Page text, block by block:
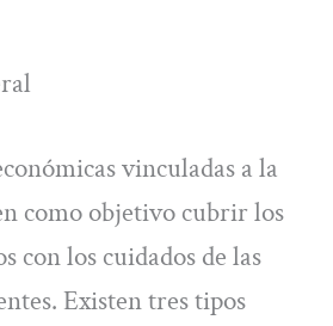
vinculadas a la
como objetivo cubrir los
con los cuidados de las
Existen tres tipos